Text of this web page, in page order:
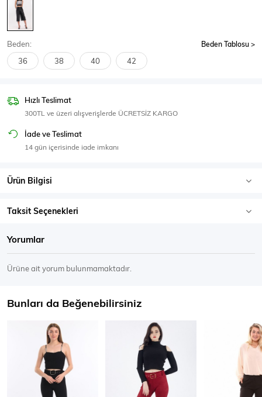
Body
SPOR GİYİM
Eşofman Üstü
Beden: Beden Tablosu
36 38 40 42
Hızlı Teslimat
300TL ve üzeri alışverişlerde ÜCRETSİZ KARGO
İade ve Teslimat
14 gün içerisinde iade imkanı
Ürün Bilgisi
Taksit Seçenekleri
Yorumlar
Ürüne ait yorum bulunmamaktadır.
Bunları da Beğenebilirsiniz